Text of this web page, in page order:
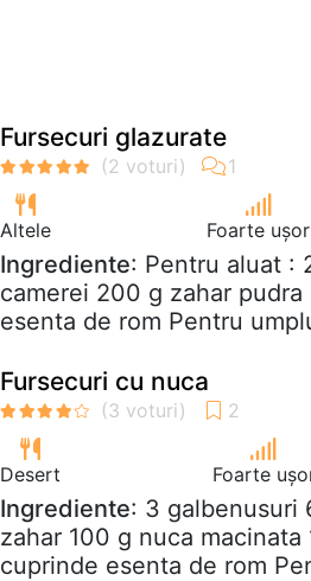
Fursecuri glazurate
Altele Foarte ușor
Ingrediente: Pentru aluat :
camerei 200 g zahar
esenta de rom Pentru
Fursecuri cu nuca
Desert Foarte
Ingrediente: 3 galbenusuri
zahar 100 g nuca
cuprinde esenta de rom